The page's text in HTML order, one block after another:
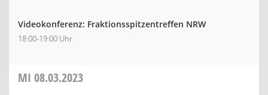
Videokonferenz: Fraktionsspitzentreffen NRW
18:00-19:00 Uhr
MI 08.03.2023